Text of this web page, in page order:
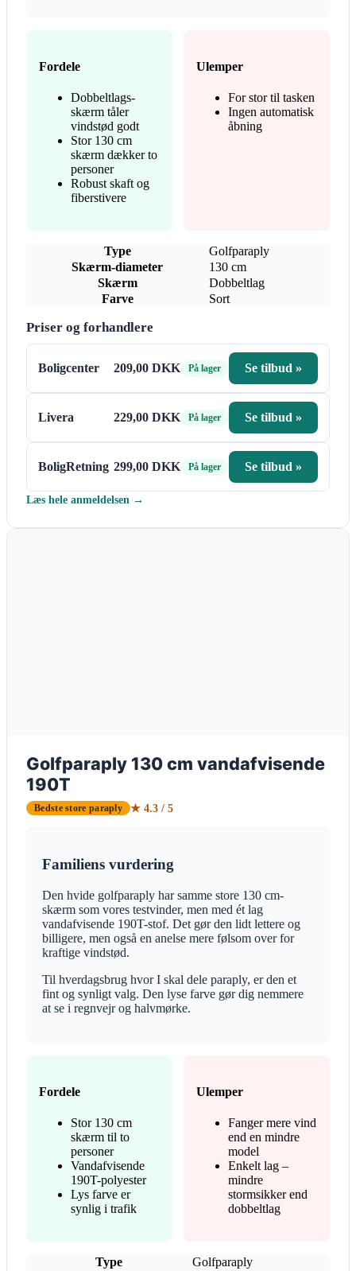
Fordele
Dobbeltlags-
skærm tåler
vindstød godt
Stor 130 cm
skærm dækker to
personer
Robust skaft og
fiberstivere
Ulemper
For stor til tasken
Ingen automatisk
åbning
Type
Golfparaply
Skærm-diameter
130 cm
Skærm
Dobbeltlag
Farve
Sort
Priser og forhandlere
Boligcenter 209,00 DKK På lager Se tilbud »
Livera 229,00 DKK På lager Se tilbud »
BoligRetning 299,00 DKK På lager Se tilbud »
Læs hele anmeldelsen →
Golfparaply 130 cm vandafvisende
190T
Bedste store paraply ★ 4.3 / 5
Familiens vurdering
Den hvide golfparaply har samme store 130 cm-
skærm som vores testvinder, men med ét lag
vandafvisende 190T-stof. Det gør den lidt lettere og
billigere, men også en anelse mere følsom over for
kraftige vindstød.
Til hverdagsbrug hvor I skal dele paraply, er den et
fint og synligt valg. Den lyse farve gør dig nemmere
at se i regnvejr og halvmørke.
Fordele
Stor 130 cm
skærm til to
personer
Vandafvisende
190T-polyester
Lys farve er
synlig i trafik
Ulemper
Fanger mere vind
end en mindre
model
Enkelt lag –
mindre
stormsikker end
dobbeltlag
Type Golfparaply